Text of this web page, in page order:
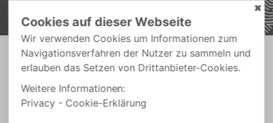
URLAUB ONLINE BUCHEN
Bis bald im Wiesnerhof!
✖
Cookies auf dieser Webseite
Wir verwenden Cookies um Informationen zum
Navigationsverfahren der Nutzer zu sammeln und
erlauben das Setzen von Drittanbieter-Cookies.
Weitere Informationen:
Privacy - Cookie-Erklärung